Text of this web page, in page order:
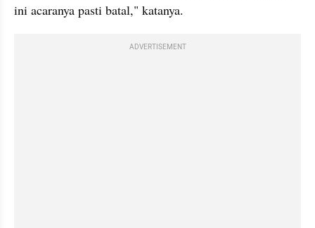
ini acaranya pasti batal," katanya.
ADVERTISEMENT